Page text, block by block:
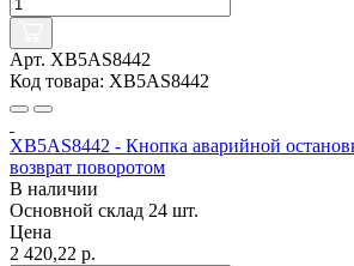
Арт. XB5AS8442
Код товара: XB5AS8442
XB5AS8442 - Кнопка аварийной
возврат поворотом
В наличии
Основной склад 24 шт.
Цена
2 420,22 р.